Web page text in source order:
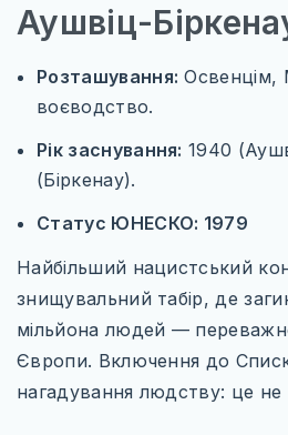
Аушвіц-
Розташування: Освенцім,
воєводство.
Рік заснування: 1940
(Біркенау).
Статус ЮНЕСКО: 1979
Найбільший нацистський
знищувальний табір, де
мільйона людей — переважно
Європи. Включення до
нагадування людству: це